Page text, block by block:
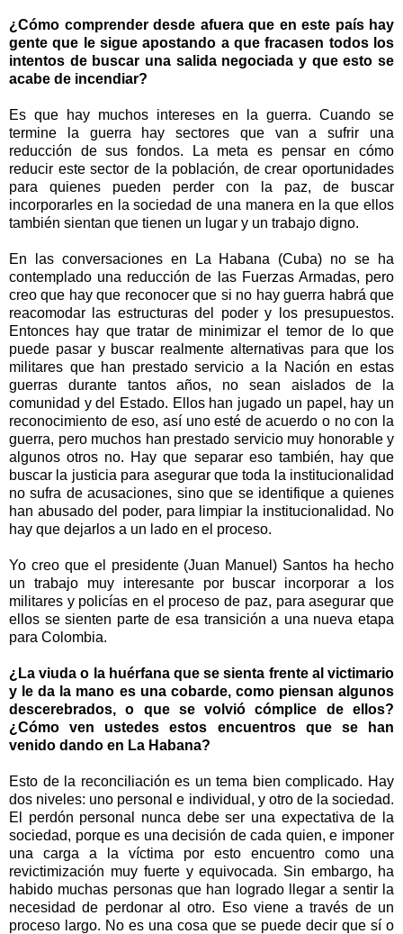
¿Cómo comprender desde afuera que en este país hay
gente que le sigue apostando a que fracasen todos los
intentos de buscar una salida negociada y que esto se
acabe de incendiar?
Es que hay muchos intereses en la guerra. Cuando se
termine la guerra hay sectores que van a sufrir una
reducción de sus fondos. La meta es pensar en cómo
reducir este sector de la población, de crear oportunidades
para quienes pueden perder con la paz, de buscar
incorporarles en la sociedad de una manera en la que ellos
también sientan que tienen un lugar y un trabajo digno.
En las conversaciones en La Habana (Cuba) no se ha
contemplado una reducción de las Fuerzas Armadas, pero
creo que hay que reconocer que si no hay guerra habrá que
reacomodar las estructuras del poder y los presupuestos.
Entonces hay que tratar de minimizar el temor de lo que
puede pasar y buscar realmente alternativas para que los
militares que han prestado servicio a la Nación en estas
guerras durante tantos años, no sean aislados de la
comunidad y del Estado. Ellos han jugado un papel, hay un
reconocimiento de eso, así uno esté de acuerdo o no con la
guerra, pero muchos han prestado servicio muy honorable y
algunos otros no. Hay que separar eso también, hay que
buscar la justicia para asegurar que toda la institucionalidad
no sufra de acusaciones, sino que se identifique a quienes
han abusado del poder, para limpiar la institucionalidad. No
hay que dejarlos a un lado en el proceso.
Yo creo que el presidente (Juan Manuel) Santos ha hecho
un trabajo muy interesante por buscar incorporar a los
militares y policías en el proceso de paz, para asegurar que
ellos se sienten parte de esa transición a una nueva etapa
para Colombia.
¿La viuda o la huérfana que se sienta frente al victimario
y le da la mano es una cobarde, como piensan algunos
descerebrados, o que se volvió cómplice de ellos?
¿Cómo ven ustedes estos encuentros que se han
venido dando en La Habana?
Esto de la reconciliación es un tema bien complicado. Hay
dos niveles: uno personal e individual, y otro de la sociedad.
El perdón personal nunca debe ser una expectativa de la
sociedad, porque es una decisión de cada quien, e imponer
una carga a la víctima por esto encuentro como una
revictimización muy fuerte y equivocada. Sin embargo, ha
habido muchas personas que han logrado llegar a sentir la
necesidad de perdonar al otro. Eso viene a través de un
proceso largo. No es una cosa que se puede decir que sí o